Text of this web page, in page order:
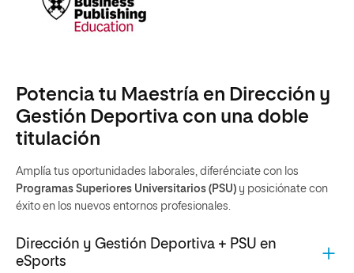
Potencia tu Maestría en Dirección y
Gestión Deportiva con una doble
titulación
Amplía tus oportunidades laborales, diferénciate con los
Programas Superiores Universitarios (PSU) y posiciónate con
éxito en los nuevos entornos profesionales.
Dirección y Gestión Deportiva + PSU en
eSports